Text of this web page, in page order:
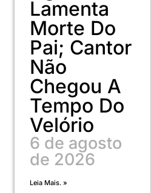
Lamenta
Morte Do
Pai; Cantor
Não
Chegou A
Tempo Do
Velório
6 de agosto
de 2026
Leia Mais. »